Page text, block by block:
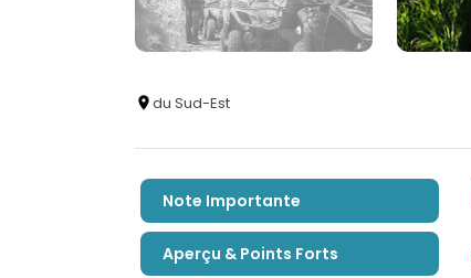
du Sud-Est
Note Importante
Aperçu & Points Forts